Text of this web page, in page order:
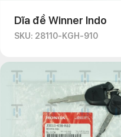
Dĩa đề Winner Indo
SKU: 28110-KGH-910